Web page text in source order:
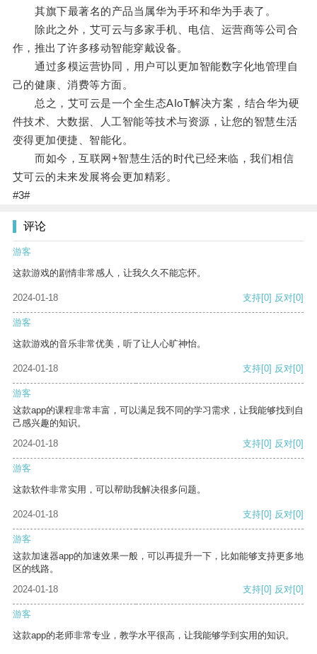
其旗下最著名的产品当属华为手环和华为手表了。
除此之外，艾可云与多家手机、电信、运营商等公司合
作，推出了许多移动智能穿戴设备。
通过多模运营协同，用户可以更加智能数字化地管理自
己的健康、消费等方面。
总之，艾可云是一个全生态AIoT解决方案，结合华为硬
件技术、大数据、人工智能等技术与资源，让您的智慧生活
变得更加便捷、智能化。
而如今，互联网+智慧生活的时代已经来临，我们相信
艾可云的未来发展将会更加精彩。
#3#
评论
游客
这款游戏的剧情非常感人，让我久久不能忘怀。
2024-01-18 支持[0] 反对[0]
游客
这款游戏的音乐非常优美，听了让人心旷神怡。
2024-01-18 支持[0] 反对[0]
游客
这款app的课程非常丰富，可以满足我不同的学习需求，让我能够找到自
己感兴趣的知识。
2024-01-18
支持[0] 反对[0]
游客
这款软件非常实用，可以帮助我解决很多问题。
2024-01-18 支持[0] 反对[0]
游客
这款加速器app的加速效果一般，可以再提升一下，比如能够支持更多地
区的线路。
2024-01-18
支持[0] 反对[0]
游客
这款app的老师非常专业，教学水平很高，让我能够学到实用的知识。